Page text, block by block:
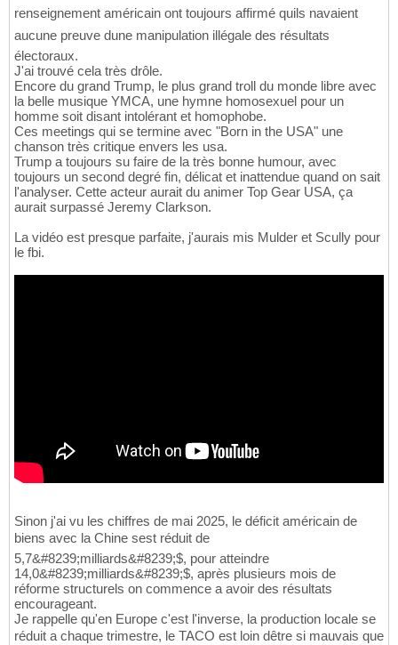
renseignement américain ont toujours affirmé quils navaient
aucune preuve dune manipulation illégale des résultats
électoraux.
J'ai trouvé cela très drôle.
Encore du grand Trump, le plus grand troll du monde libre avec
la belle musique YMCA, une hymne homosexuel pour un
homme soit disant intolérant et homophobe.
Ces meetings qui se termine avec "Born in the USA" une
chanson très critique envers les usa.
Trump a toujours su faire de la très bonne humour, avec
toujours un second degré fin, délicat et inattendue quand on sait
l'analyser. Cette acteur aurait du animer Top Gear USA, ça
aurait surpassé Jeremy Clarkson.
La vidéo est presque parfaite, j'aurais mis Mulder et Scully pour
le fbi.
Sinon j'ai vu les chiffres de mai 2025, le déficit américain de
biens avec la Chine sest réduit de
5,7&#8239;milliards&#8239;$, pour atteindre
14,0&#8239;milliards&#8239;$, après plusieurs mois de
réforme structurels on commence a avoir des résultats
encourageant.
Je rappelle qu'en Europe c'est l'inverse, la production locale se
réduit a chaque trimestre, le TACO est loin dêtre si mauvais que